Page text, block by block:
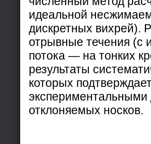
идеальной
дискретных вихрей).
отрывные течения (с
потока — на тонких
результаты
которых
отклоняемых носков.